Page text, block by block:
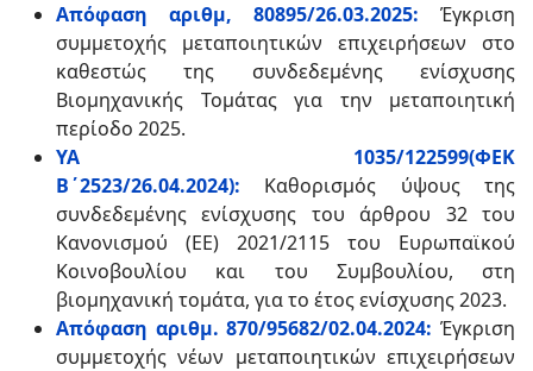
Απόφαση αριθμ, 80895/26.03.2025: Έγκριση
συμμετοχής μεταποιητικών επιχειρήσεων στο
καθεστώς της συνδεδεμένης ενίσχυσης
Βιομηχανικής Τομάτας για την μεταποιητική
περίοδο 2025.
ΥΑ 1035/122599(ΦΕΚ
Β΄2523/26.04.2024): Καθορισμός ύψους της
συνδεδεμένης ενίσχυσης του άρθρου 32 του
Κανονισμού (ΕΕ) 2021/2115 του Ευρωπαϊκού
Κοινοβουλίου και του Συμβουλίου, στη
βιομηχανική τομάτα, για το έτος ενίσχυσης 2023.
Απόφαση αριθμ. 870/95682/02.04.2024: Έγκριση
συμμετοχής νέων μεταποιητικών επιχειρήσεων